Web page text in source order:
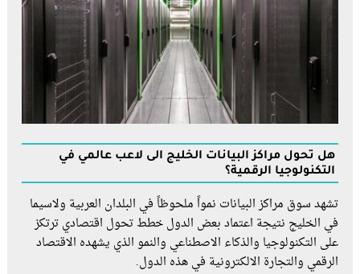
هل تُحول مراكز البيانات الخليج الى لاعب عالمي في
التكنولوجيا الرقمية؟
تشهد سوق مراكز البيانات نمواً ملحوظاً في البلدان العربية ولاسيما
في الخليج نتيجة اعتماد بعض الدول خطط تحول اقتصادي ترتكز
على التكنولوجيا والذكاء الاصطناعي والنمو الذي يشهده الاقتصاد
الرقمي والتجارة الالكترونية في هذه الدول.